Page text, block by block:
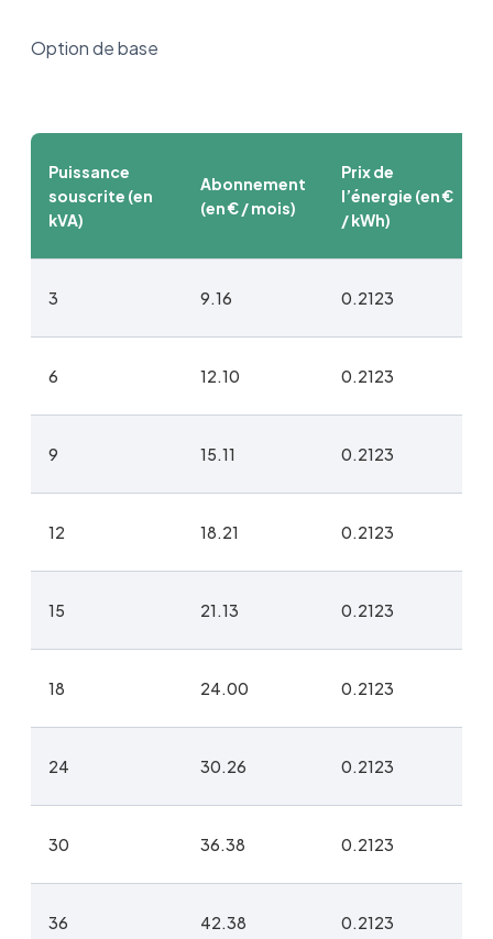
Option de base
Puissance
souscrite (en
kVA)
Abonnement
(en € / mois)
Prix de
l’énergie (en €
/ kWh)
3 9.16 0.2123
6 12.10 0.2123
9 15.11 0.2123
12 18.21 0.2123
15 21.13 0.2123
18 24.00 0.2123
24 30.26 0.2123
30 36.38 0.2123
36 42.38 0.2123